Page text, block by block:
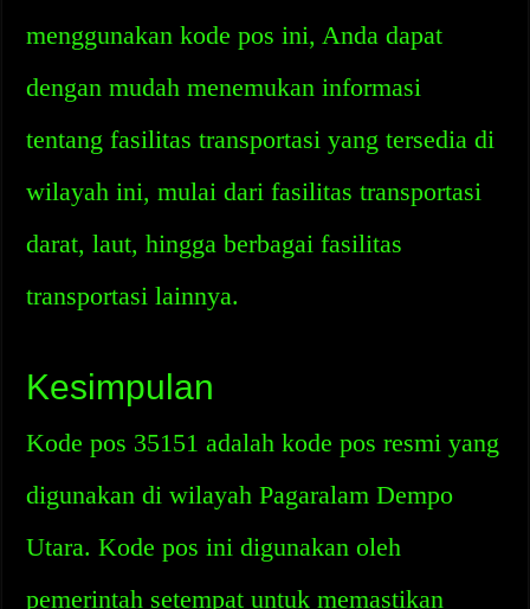
menggunakan kode pos ini, Anda dapat
dengan mudah menemukan informasi
tentang fasilitas transportasi yang tersedia di
wilayah ini, mulai dari fasilitas transportasi
darat, laut, hingga berbagai fasilitas
transportasi lainnya.
Kesimpulan
Kode pos 35151 adalah kode pos resmi yang
digunakan di wilayah Pagaralam Dempo
Utara. Kode pos ini digunakan oleh
pemerintah setempat untuk memastikan